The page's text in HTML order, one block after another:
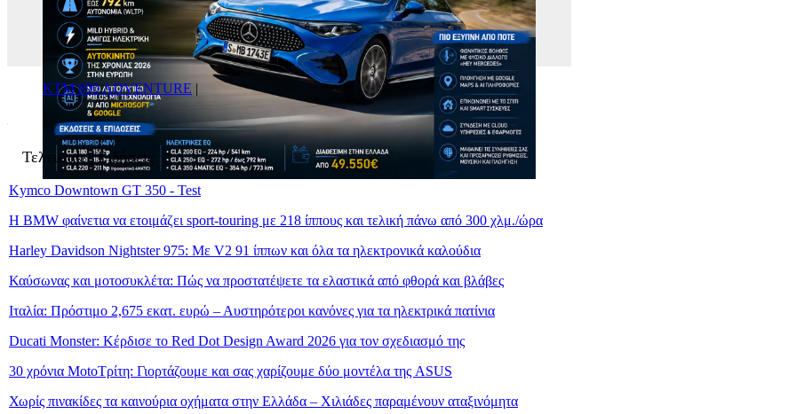
KTM 890 ADVENTURE |
Τελευταίες Ειδήσεις
Kymco Downtown GT 350 - Test
Η BMW φαίνετια να ετοιμάζει sport-touring με 218 ίππους και τελική πάνω από 300 χλμ./ώρα
Harley Davidson Nightster 975: Με V2 91 ίππων και όλα τα ηλεκτρονικά καλούδια
Καύσωνας και μοτοσυκλέτα: Πώς να προστατέψετε τα ελαστικά από φθορά και βλάβες
Ιταλία: Πρόστιμο 2,675 εκατ. ευρώ – Αυστηρότεροι κανόνες για τα ηλεκτρικά πατίνια
Ducati Monster: Κέρδισε το Red Dot Design Award 2026 για τον σχεδιασμό της
30 χρόνια MotoΤρίτη: Γιορτάζουμε και σας χαρίζουμε δύο μοντέλα της ASUS
Χωρίς πινακίδες τα καινούρια οχήματα στην Ελλάδα – Χιλιάδες παραμένουν αταξινόμητα